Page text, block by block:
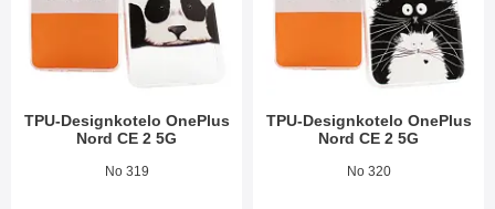
TPU-Designkotelo OnePlus
Nord CE 2 5G
Tuote.nro 44105
No 319
TPU-Designkotelo OnePlus
Nord CE 2 5G
Tuote.nro 44104
No 320